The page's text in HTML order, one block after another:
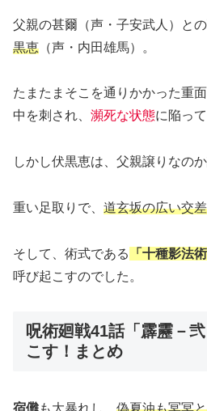
父親の甚爾（声・子安武人）との
黒恵 （声・内田雄馬）。
たまたまそこを通りかかった重
中を刺され、 瀕死な状態に陥っ
しかし伏黒恵は、父親譲りなのか
重い足取りで、 道玄坂の広い交
そして、術式である 「十種影法術
呼び起こすのでした。
呪術廻戦41話「霹靂－
こす！まとめ
宿儺も大暴れし、 偽夏油も冥冥